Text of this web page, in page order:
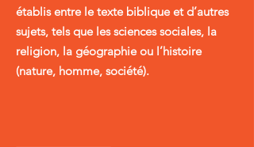
établis entre le texte biblique et d’autres
sujets, tels que les sciences sociales, la
religion, la géographie ou l’histoire
(nature, homme, société).